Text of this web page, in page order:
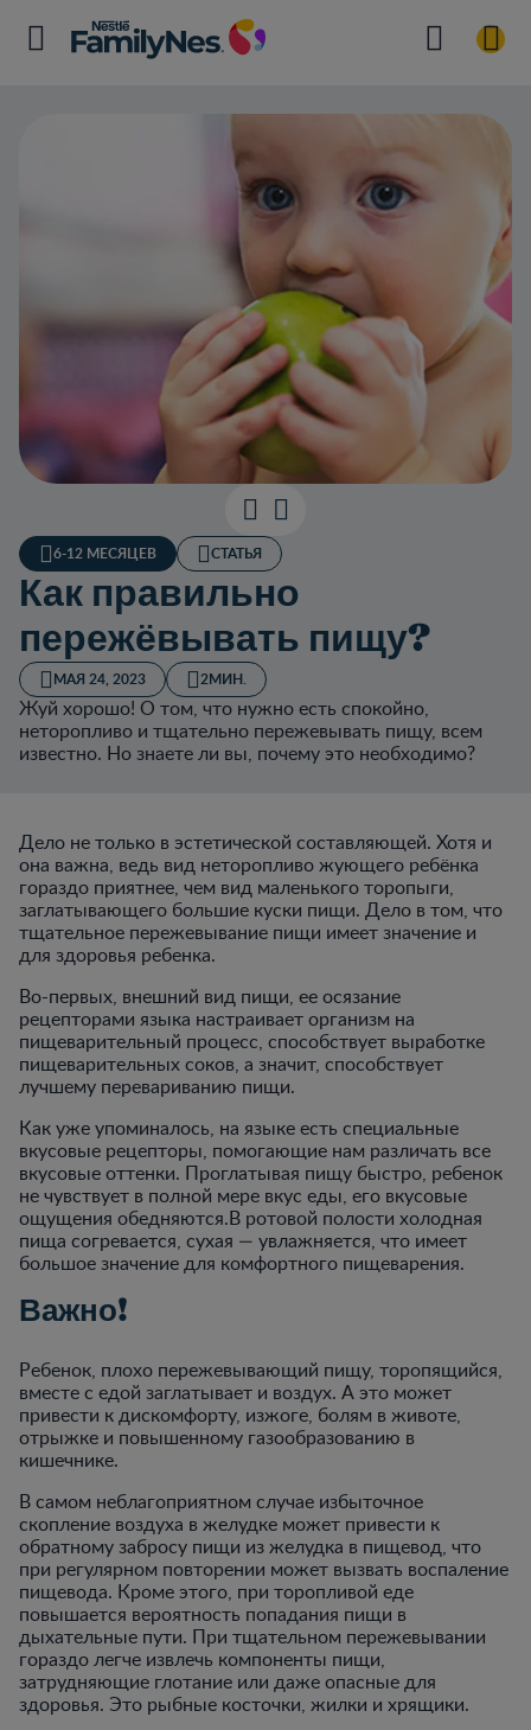
6-12 МЕСЯЦЕВ СТАТЬЯ
Как правильно
пережёвывать пищу?
МАЯ 24, 2023 2МИН.
Жуй хорошо! О том, что нужно есть спокойно,
неторопливо и тщательно пережевывать пищу, всем
известно. Но знаете ли вы, почему это необходимо?
Дело не только в эстетической составляющей. Хотя и
она важна, ведь вид неторопливо жующего ребёнка
гораздо приятнее, чем вид маленького торопыги,
заглатывающего большие куски пищи. Дело в том, что
тщательное пережевывание пищи имеет значение и
для здоровья ребенка.
Во-первых, внешний вид пищи, ее осязание
рецепторами языка настраивает организм на
пищеварительный процесс, способствует выработке
пищеварительных соков, а значит, способствует
лучшему перевариванию пищи.
Как уже упоминалось, на языке есть специальные
вкусовые рецепторы, помогающие нам различать все
вкусовые оттенки. Проглатывая пищу быстро, ребенок
не чувствует в полной мере вкус еды, его вкусовые
ощущения обедняются.В ротовой полости холодная
пища согревается, сухая — увлажняется, что имеет
большое значение для комфортного пищеварения.
Важно!
Ребенок, плохо пережевывающий пищу, торопящийся,
вместе с едой заглатывает и воздух. А это может
привести к дискомфорту, изжоге, болям в животе,
отрыжке и повышенному газообразованию в
кишечнике.
В самом неблагоприятном случае избыточное
скопление воздуха в желудке может привести к
обратному забросу пищи из желудка в пищевод, что
при регулярном повторении может вызвать воспаление
пищевода. Кроме этого, при торопливой еде
повышается вероятность попадания пищи в
дыхательные пути. При тщательном пережевывании
гораздо легче извлечь компоненты пищи,
затрудняющие глотание или даже опасные для
здоровья. Это рыбные косточки, жилки и хрящики.